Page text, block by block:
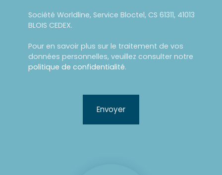
Société Worldline, Service Bloctel, CS 61311, 41013
BLOIS CEDEX.
Pour en savoir plus sur le traitement de vos
données personnelles, veuillez consulter notre
politique de confidentialité.
Envoyer